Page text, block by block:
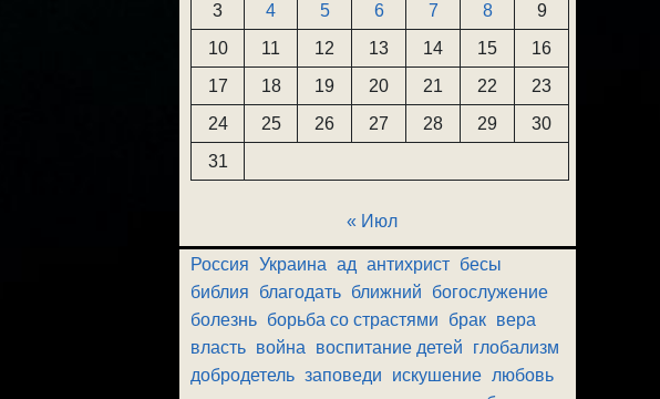
3
4 5 6 7 8
9
10
11 12 13 14 15
16
17
18 19 20 21 22
23
24
25 26 27 28 29
30
31
« Июл
Россия Украина ад антихрист бесы
библия
благодать ближний
богослужение
болезнь борьба со страстями брак вера
власть война воспитание детей
глобализм
добродетель заповеди искушение любовь